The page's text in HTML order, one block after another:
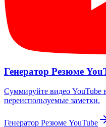
Генератор Резюме
Суммируйте видео YouTube
переиспользуемые заметки.
Генератор Резюме YouTube